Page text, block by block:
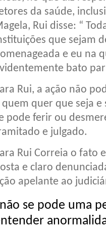
da saúde,
Rui disse: “
que sejam
e eu na
bato
Rui, a ação não
quem quer que seja
pode ferir ou
e julgado.
Rui Correia o fato
e claro
apelante ao
se pode uma